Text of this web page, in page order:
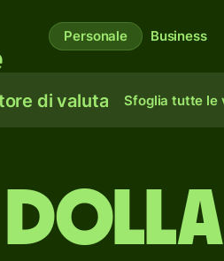
Personale Business
di valuta Sfoglia tutte le